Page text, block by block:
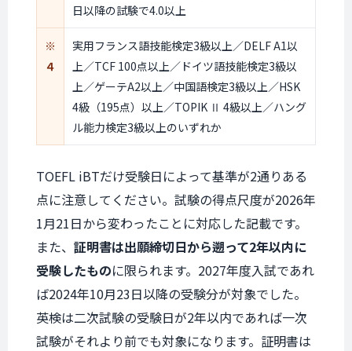
日以降の試験で4.0以上
※
４
実用フランス語技能検定3級以上／DELF A1以
上／TCF 100点以上／ドイツ語技能検定3級以
上／ゲーテA2以上／中国語検定3級以上／HSK
4級（195点）以上／TOPIK Ⅱ 4級以上／ハング
ル能力検定3級以上のいずれか
TOEFL iBTだけ受験日によって基準が2通りある
点に注意してください。試験の得点尺度が2026年
1月21日から変わったことに対応した記載です。
また、 証明書は出願締切日から遡って2年以内に
受験したものに限られます。2027年度入試であれ
ば2024年10月23日以降の受験分が対象でした。
英検は二次試験の受験日が2年以内であれば一次
試験がそれより前でも対象になります。証明書は